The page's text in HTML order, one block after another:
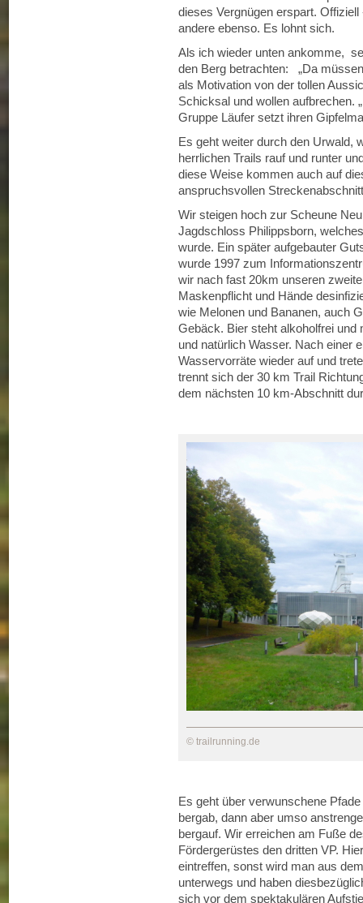
dieses Vergnügen erspart.
andere ebenso. Es lohnt sich.
Als ich wieder unten ankomme,
den Berg betrachten: „Da
als Motivation von der tollen
Schicksal und wollen aufbrechen.
Gruppe Läufer setzt ihren
Es geht weiter durch den Urwald,
herrlichen Trails rauf und runter
diese Weise kommen auch auf
anspruchsvollen
Wir steigen hoch zur Scheune
Jagdschloss Philippsborn,
wurde. Ein später aufgebauter
wurde 1997 zum
wir nach fast 20km unseren
Maskenpflicht und Hände
wie Melonen und Bananen, auch
Gebäck. Bier steht alkoholfrei
und natürlich Wasser. Nach einer
Wasservorräte wieder auf und
trennt sich der 30 km Trail
dem nächsten 10 km-Abschnitt
© trailrunning.de
Es geht über verwunschene
bergab, dann aber umso
bergauf. Wir erreichen am Fuße
Fördergerüstes den dritten VP.
eintreffen, sonst wird man aus
unterwegs und haben
sich vor dem spektakulären